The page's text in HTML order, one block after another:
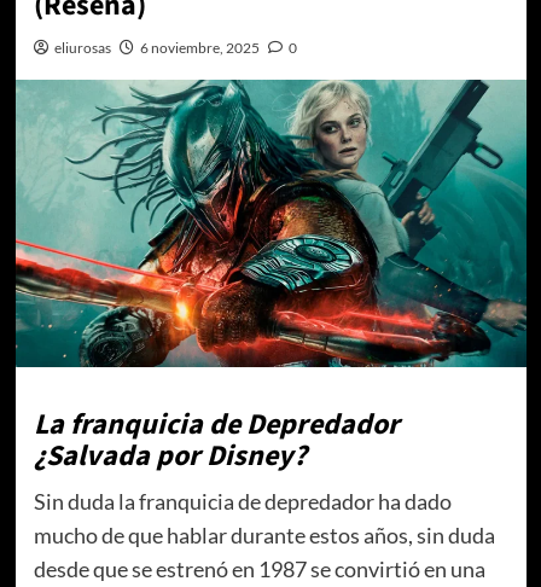
eliurosas 6 noviembre, 2025 0
La franquicia de Depredador
¿Salvada por Disney?
Sin duda la franquicia de depredador ha dado
mucho de que hablar durante estos años, sin duda
desde que se estrenó en 1987 se convirtió en una